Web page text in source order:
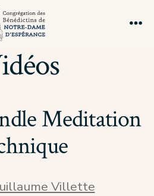
Meditation
Villette